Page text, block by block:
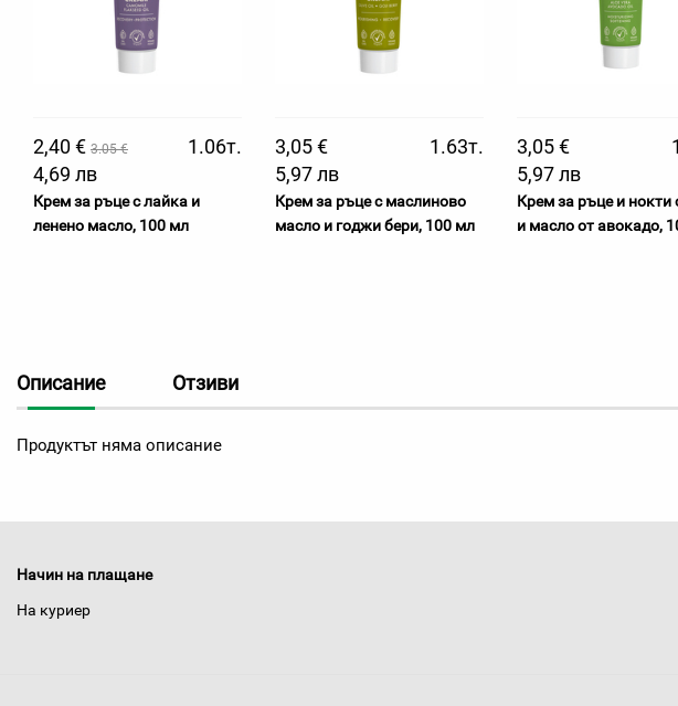
2,40 € 3.05 €
1.06т.
4,69 лв
Крем за ръце с лайка и
ленено масло, 100 мл
3,05 €
1.63т.
5,97 лв
Крем за ръце с маслиново
масло и годжи бери, 100 мл
3,05 €
5,97 лв
Крем за ръце и нокти
и масло от авокадо,
Описание Отзиви
Продуктът няма описание
Начин на плащане
На куриер